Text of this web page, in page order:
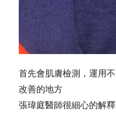
首先會肌膚檢測，運用
改善的地方
張瑋庭醫師很細心的解